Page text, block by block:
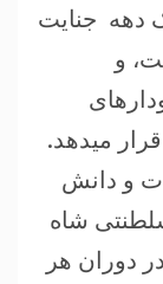
دهه جنایت
و
میدهد.
و دانش
شاه
دوران هر